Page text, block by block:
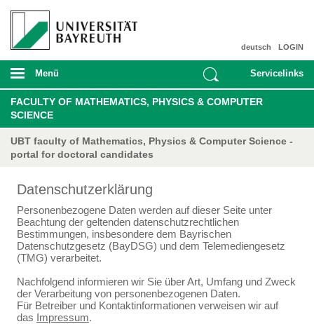
LOGIN
deutsch
Menü Servicelinks
FACULTY OF MATHEMATICS, PHYSICS & COMPUTER
SCIENCE
UBT faculty of Mathematics, Physics & Computer Science -
portal for doctoral candidates
Datenschutzerklärung
Personenbezogene Daten werden auf dieser Seite unter
Beachtung der geltenden datenschutzrechtlichen
Bestimmungen, insbesondere dem Bayrischen
Datenschutzgesetz (BayDSG) und dem Telemediengesetz
(TMG) verarbeitet.
Nachfolgend informieren wir Sie über Art, Umfang und Zweck
der Verarbeitung von personenbezogenen Daten.
Für Betreiber und Kontaktinformationen verweisen wir auf
das Impressum.